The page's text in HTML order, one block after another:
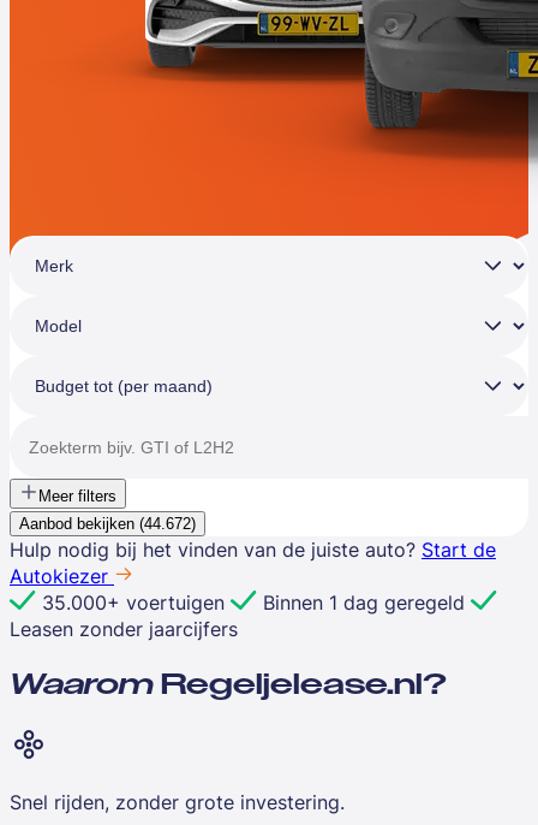
Meer filters
Aanbod bekijken (44.672)
Hulp nodig bij het vinden van de juiste auto? Start de
Autokiezer
35.000+ voertuigen
Binnen 1 dag geregeld
Leasen zonder jaarcijfers
Waarom Regeljelease.nl?
Snel rijden, zonder grote investering.